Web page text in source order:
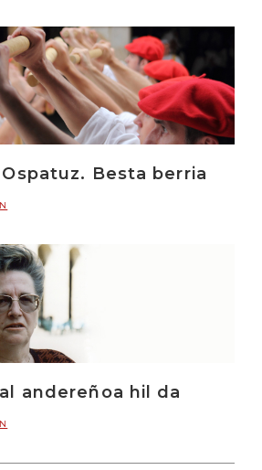
Besta berria
andereñoa hil da